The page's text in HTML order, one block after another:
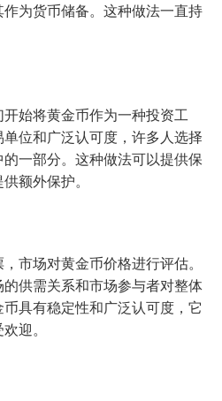
为货币储备。这种做法一直持
始将黄金币作为一种投资工
位和广泛认可度，许多人选择
一部分。这种做法可以提供保
额外保护。
市场对黄金币价格进行评估。
供需关系和市场参与者对整体
具有稳定性和广泛认可度，它
迎。